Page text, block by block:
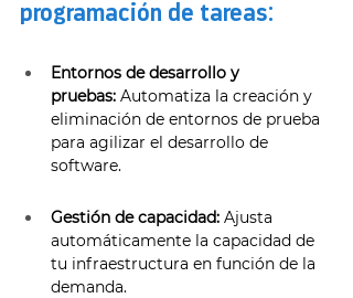
programación de tareas:
Entornos de desarrollo y
pruebas: Automatiza la creación y
eliminación de entornos de prueba
para agilizar el desarrollo de
software.
Gestión de capacidad: Ajusta
automáticamente la capacidad de
tu infraestructura en función de la
demanda.